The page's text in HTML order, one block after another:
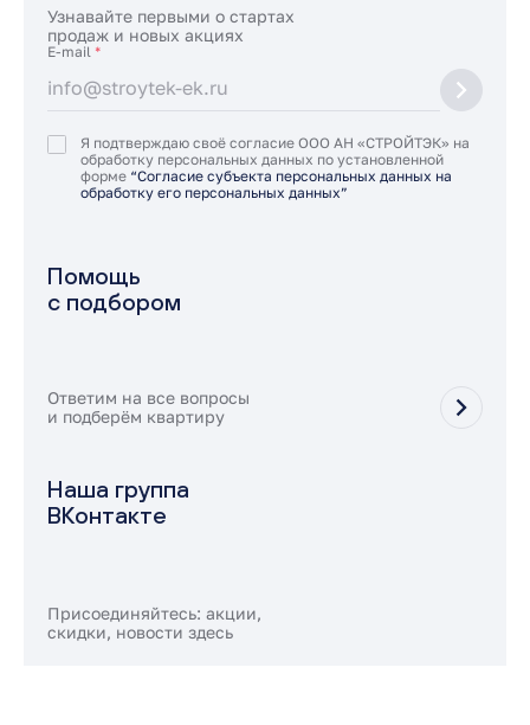
Узнавайте первыми о стартах
продаж и новых акциях
E-mail *
Я подтверждаю своё согласие ООО АН «СТРОЙТЭК» на
обработку персональных данных по установленной
форме “Согласие субъекта персональных данных на
обработку его персональных данных”
Помощь
с подбором
Ответим на все вопросы
и подберём квартиру
Наша группа
ВКонтакте
Присоединяйтесь: акции,
скидки, новости здесь